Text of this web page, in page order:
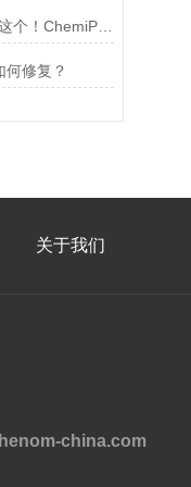
物相分析拿不准？试试这个！ChemiPhase 物相分析软件
何修复？
关于我们
china.com